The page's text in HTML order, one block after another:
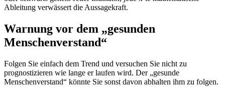
Ableitung verwässert die Aussagekraft.
Warnung vor dem „gesunden
Menschenverstand“
Folgen Sie einfach dem Trend und versuchen Sie nicht zu
prognostizieren wie lange er laufen wird. Der „gesunde
Menschenverstand“ könnte Sie sonst davon abhalten ihm zu folgen.